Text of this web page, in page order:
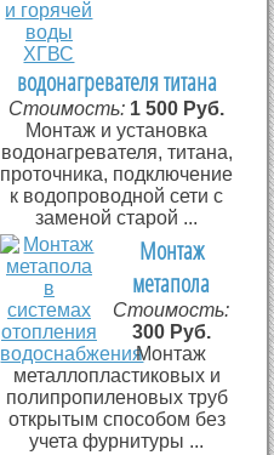
водонагревателя титана
Стоимость: 1 500 Руб.
Монтаж и установка
водонагревателя, титана,
проточника, подключение
к водопроводной сети с
заменой старой ...
Монтаж
метапола
Стоимость:
300 Руб.
Монтаж
металлопластиковых и
полипропиленовых труб
открытым способом без
учета фурнитуры ...